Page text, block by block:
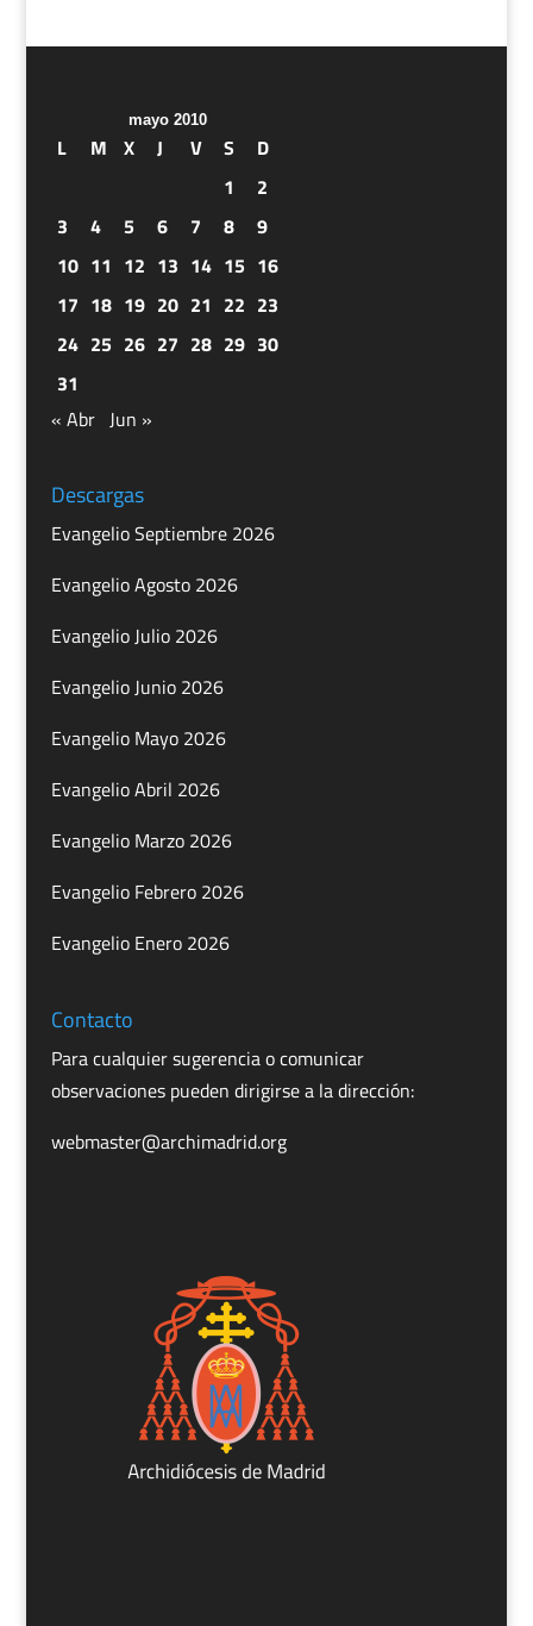
mayo 2010
L M X J V S
D
1
2
3
4 5 6 7 8
9
10 11 12 13 14 15 16
17 18 19 20 21 22 23
24 25 26 27 28 29 30
31
« Abr Jun »
Descargas
Evangelio Septiembre 2026
Evangelio Agosto 2026
Evangelio Julio 2026
Evangelio Junio 2026
Evangelio Mayo 2026
Evangelio Abril 2026
Evangelio Marzo 2026
Evangelio Febrero 2026
Evangelio Enero 2026
Contacto
Para cualquier sugerencia o comunicar
observaciones pueden dirigirse a la dirección:
webmaster@archimadrid.org